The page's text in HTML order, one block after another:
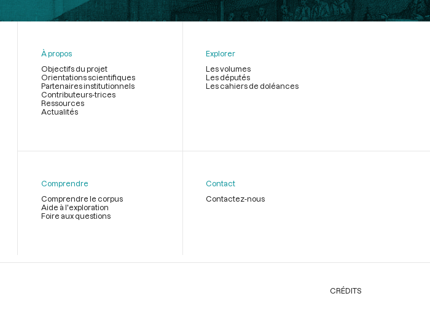
page
À propos
Objectifs du projet
Orientations scientifiques
Partenaires institutionnels
Contributeurs-trices
Ressources
Actualités
Explorer
Les volumes
Les députés
Les cahiers de doléances
Comprendre
Comprendre le corpus
Aide à l'exploration
Foire aux questions
Contact
Contactez-nous
CRÉDITS